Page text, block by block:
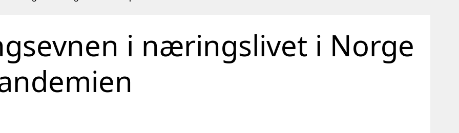
og vedtak
og analysar
analysar
Shortsalgregisteret (SSR)
Tredjelandsrevisorregister
Folkefinansiering
Kryptoeiendelsloven (MiCA)
i næringslivet i Norge